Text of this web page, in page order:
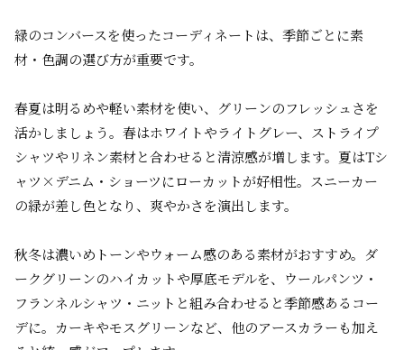
緑のコンバースを使ったコーディネートは、季節ごとに素
材・色調の選び方が重要です。
春夏は明るめや軽い素材を使い、グリーンのフレッシュさを
活かしましょう。春はホワイトやライトグレー、ストライプ
シャツやリネン素材と合わせると清涼感が増します。夏はTシ
ャツ×デニム・ショーツにローカットが好相性。スニーカー
の緑が差し色となり、爽やかさを演出します。
秋冬は濃いめトーンやウォーム感のある素材がおすすめ。ダ
ークグリーンのハイカットや厚底モデルを、ウールパンツ・
フランネルシャツ・ニットと組み合わせると季節感あるコー
デに。カーキやモスグリーンなど、他のアースカラーも加え